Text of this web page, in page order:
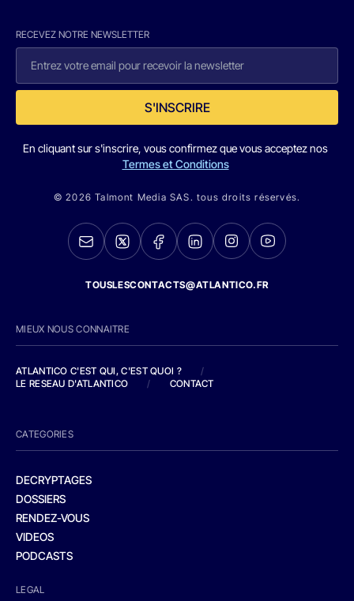
RECEVEZ NOTRE NEWSLETTER
S'INSCRIRE
En cliquant sur s'inscrire, vous confirmez que vous acceptez nos
Termes et Conditions
© 2026 Talmont Media SAS. tous droits réservés.
TOUSLESCONTACTS@ATLANTICO.FR
MIEUX NOUS CONNAITRE
ATLANTICO C'EST QUI, C'EST QUOI ?
/
LE RESEAU D'ATLANTICO
/ CONTACT
CATEGORIES
DECRYPTAGES
DOSSIERS
RENDEZ-VOUS
VIDEOS
PODCASTS
LEGAL